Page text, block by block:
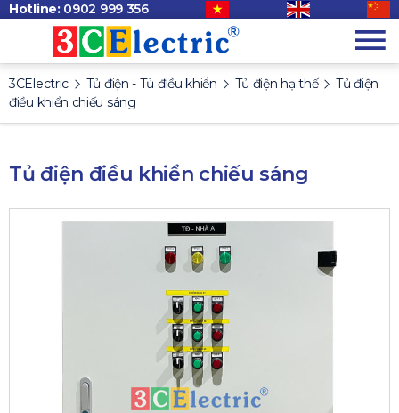
Hotline: 0902 999 356
3CElectric Tủ điện - Tủ điều khiển Tủ điện hạ thế
Tủ điện
điều khiển chiếu sáng
Tủ điện điều khiển chiếu sáng